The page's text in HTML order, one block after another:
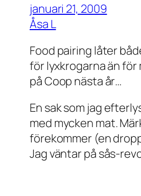
januari 21, 2009
Åsa L
Food pairing låter
för lyxkrogarna än
på Coop nästa år…
En sak som jag
med mycken mat.
förekommer (en
Jag väntar på sås-